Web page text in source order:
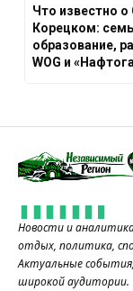
Что известно о
Корецком:
образование,
WOG и
Новости и
отдых, политика,
Актуальные
широкой аудитории.